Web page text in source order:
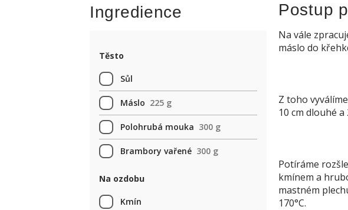
Ingredience
Těsto
Sůl
Máslo 225 g
Polohrubá mouka 300 g
Brambory vařené 300 g
Na ozdobu
Kmín
Postup
Na vále
máslo do
Z toho
10 cm dlouhé
Potíráme
kmínem a
mastném
170°C.